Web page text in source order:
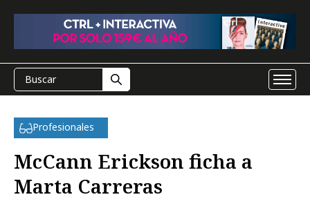
Profesionales
McCann Erickson ficha a
Marta Carreras